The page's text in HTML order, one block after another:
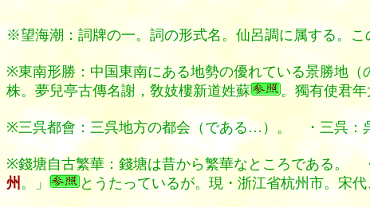
※望海潮：詞牌の一。詞の形式名。仙呂調に属する。
※東南形勝：中国東南にある地勢の優れている景勝地
株。夢兒亭古傳名謝，敎妓樓新道姓蘇
。獨有使君
※三呉都會：三呉地方の都会（である…）。 ・三呉：
※錢塘自古繁華：錢塘は昔から繁華なところである。
州。」 とうたっているが。現・浙江省杭州市。宋